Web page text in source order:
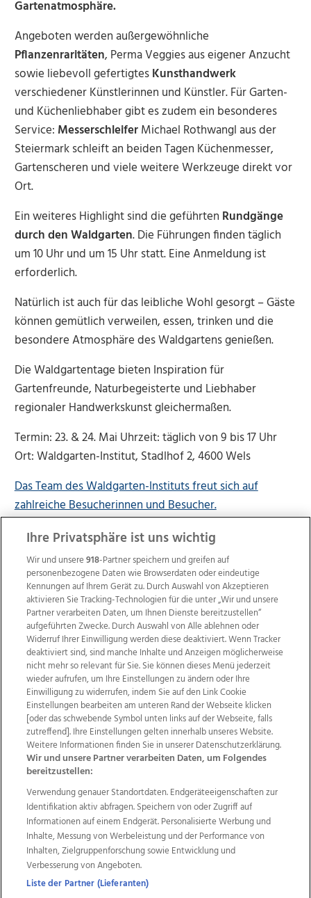
Gartenatmosphäre.
Angeboten werden außergewöhnliche
Pflanzenraritäten, Perma Veggies aus eigener Anzucht
sowie liebevoll gefertigtesKunsthandwerk
verschiedener Künstlerinnen und Künstler. Für Garten-
und Küchenliebhaber gibt es zudem ein besonderes
Service: MesserschleiferMichael Rothwangl aus der
Steiermark schleift an beiden Tagen Küchenmesser,
Gartenscheren und viele weitere Werkzeuge direkt vor
Ort.
Ein weiteres Highlight sind die geführten Rundgänge
durch den Waldgarten. Die Führungen finden täglich
um 10 Uhr und um 15 Uhr statt. Eine Anmeldung ist
erforderlich.
Natürlich ist auch für das leibliche Wohl gesorgt – Gäste
können gemütlich verweilen, essen, trinken und die
besondere Atmosphäre des Waldgartens genießen.
Die Waldgartentage bieten Inspiration für
Gartenfreunde, Naturbegeisterte und Liebhaber
regionaler Handwerkskunst gleichermaßen.
Termin: 23. & 24. Mai Uhrzeit: täglich von 9 bis 17 Uhr
Ort: Waldgarten-Institut, Stadlhof 2, 4600 Wels
Das Team des Waldgarten-Instituts freut sich auf
zahlreiche Besucherinnen und Besucher.
Wir über uns Mediadaten Kontakt
Jobs
Datenschutz
Impressum
AGB Anzeigekunden
AGB Website
Ehrenkodex Politische Werbung
Weitere Angebote des Medienhauses Wimmer
TV1 di-mog-i.at OÖNow
Ischler Woche
Life Radio
OÖNachrichten
OÖN Immobilien
OÖN Karriere
OÖN Reise
Promenaden Galerien
Regionaljobs
wasistlos.at wirtrauern.at
Ihre Privatsphäre ist uns wichtig
Wir und unsere918-Partner speichern und greifen auf
personenbezogene Daten wie Browserdaten oder eindeutige
Kennungen auf Ihrem Gerät zu. Durch Auswahl von Akzeptieren
aktivieren Sie Tracking-Technologien für die unter „Wir und unsere
Partner verarbeiten Daten, um Ihnen Dienste bereitzustellen“
aufgeführten Zwecke. Durch Auswahl von Alle ablehnen oder
Widerruf Ihrer Einwilligung werden diese deaktiviert. Wenn Tracker
deaktiviert sind, sind manche Inhalte und Anzeigen möglicherweise
nicht mehr so relevant für Sie. Sie können dieses Menü jederzeit
wieder aufrufen, um Ihre Einstellungen zu ändern oder Ihre
Einwilligung zu widerrufen, indem Sie auf den Link Cookie
Einstellungen bearbeiten am unteren Rand der Webseite klicken
[oder das schwebende Symbol unten links auf der Webseite, falls
zutreffend]. Ihre Einstellungen gelten innerhalb unseres Website.
Weitere Informationen finden Sie in unserer Datenschutzerklärung.
Wir und unsere Partner verarbeiten Daten, um Folgendes
bereitzustellen:
Verwendung genauer Standortdaten. Endgeräteeigenschaften zur
Identifikation aktiv abfragen. Speichern von oder Zugriff auf
Informationen auf einem Endgerät. Personalisierte Werbung und
Inhalte, Messung von Werbeleistung und der Performance von
Inhalten, Zielgruppenforschung sowie Entwicklung und
Verbesserung von Angeboten.
Liste der Partner (Lieferanten)